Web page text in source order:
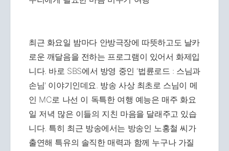
최근 화요일 밤마다 안방극장에 따뜻하고도 날카
로운 깨달음을 전하는 프로그램이 있어서 화제입
니다. 바로 SBS에서 방영 중인 '법륜로드 : 스님과
손님' 이야기인데요. 방송 사상 최초로 스님이 메
인 MC로 나선 이 독특한 여행 예능은 매주 화요
일 저녁 많은 이들의 지친 마음을 달래주고 있습
니다. 특히 최근 방송에서는 방송인 노홍철 씨가
출연해 특유의 솔직한 매력과 함께 누구나 가질